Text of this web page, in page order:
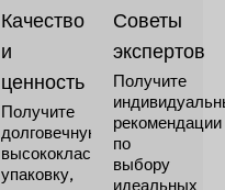
Качество
и
ценность
Получите
долговечную,
высококлассную
упаковку,
Советы
экспертов
Получите
рекомендации
по
выбору
идеальных